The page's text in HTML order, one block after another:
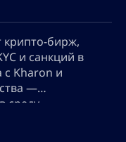
крипто-бирж,
и санкций в
с Kharon и
—
среду
и